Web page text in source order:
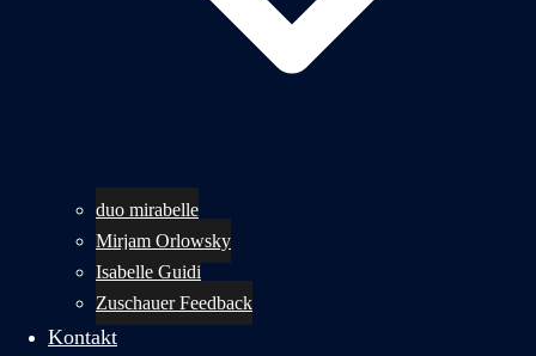
duo mirabelle
Mirjam Orlowsky
Isabelle Guidi
Zuschauer Feedback
Kontakt